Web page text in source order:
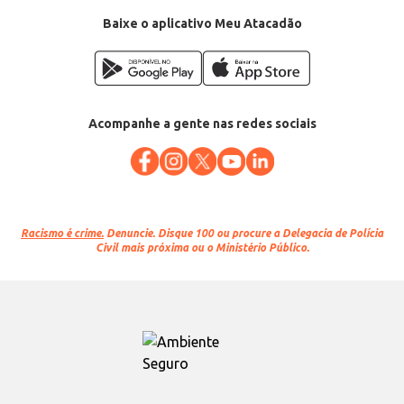
Baixe o aplicativo Meu Atacadão
Acompanhe a gente nas redes sociais
Racismo é crime. Denuncie. Disque 100 ou procure a Delegacia de Polícia
Civil mais próxima ou o Ministério Público.